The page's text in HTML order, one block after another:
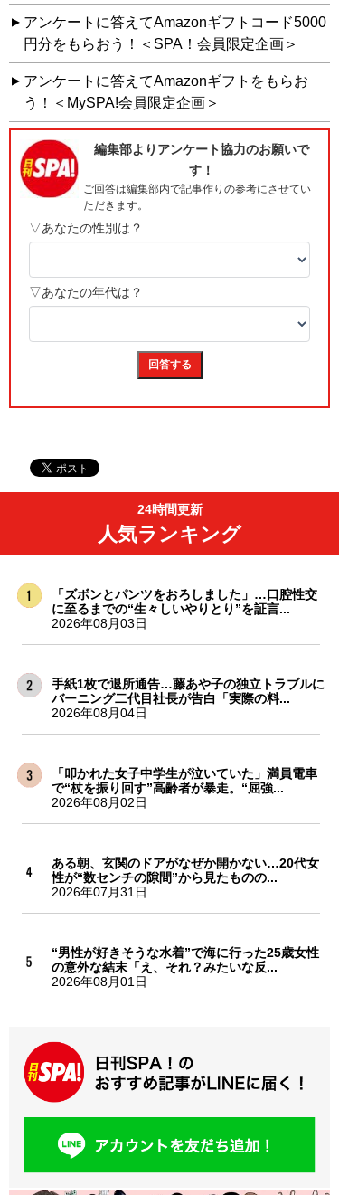
アンケートに答えてAmazonギフトコード5000
円分をもらおう！＜SPA！会員限定企画＞
アンケートに答えてAmazonギフトをもらお
う！＜MySPA!会員限定企画＞
24時間更新
人気ランキング
「ズボンとパンツをおろしました」…口腔性交
に至るまでの“生々しいやりとり”を証言...
2026年08月03日
手紙1枚で退所通告…藤あや子の独立トラブルに
バーニング二代目社長が告白「実際の料...
2026年08月04日
「叩かれた女子中学生が泣いていた」満員電車
で“杖を振り回す”高齢者が暴走。“屈強...
2026年08月02日
ある朝、玄関のドアがなぜか開かない…20代女
性が“数センチの隙間”から見たものの...
2026年07月31日
“男性が好きそうな水着”で海に行った25歳女性
の意外な結末「え、それ？みたいな反...
2026年08月01日